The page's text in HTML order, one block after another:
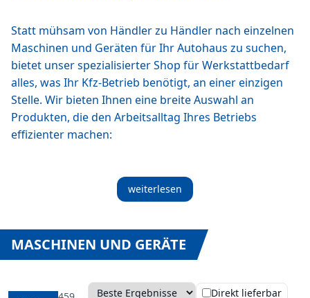
Statt mühsam von Händler zu Händler nach einzelnen
Maschinen und Geräten für Ihr Autohaus zu suchen,
bietet unser spezialisierter Shop für Werkstattbedarf
alles, was Ihr Kfz-Betrieb benötigt, an einer einzigen
Stelle. Wir bieten Ihnen eine breite Auswahl an
Produkten, die den Arbeitsalltag Ihres Betriebs
effizienter machen:
weiterlesen
MASCHINEN UND GERÄTE
Direkt lieferbar